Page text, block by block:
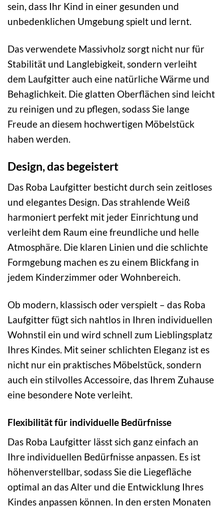
sein, dass Ihr Kind in einer gesunden und
unbedenklichen Umgebung spielt und lernt.
Das verwendete Massivholz sorgt nicht nur für
Stabilität und Langlebigkeit, sondern verleiht
dem Laufgitter auch eine natürliche Wärme und
Behaglichkeit. Die glatten Oberflächen sind leicht
zu reinigen und zu pflegen, sodass Sie lange
Freude an diesem hochwertigen Möbelstück
haben werden.
Design, das begeistert
Das Roba Laufgitter besticht durch sein zeitloses
und elegantes Design. Das strahlende Weiß
harmoniert perfekt mit jeder Einrichtung und
verleiht dem Raum eine freundliche und helle
Atmosphäre. Die klaren Linien und die schlichte
Formgebung machen es zu einem Blickfang in
jedem Kinderzimmer oder Wohnbereich.
Ob modern, klassisch oder verspielt – das Roba
Laufgitter fügt sich nahtlos in Ihren individuellen
Wohnstil ein und wird schnell zum Lieblingsplatz
Ihres Kindes. Mit seiner schlichten Eleganz ist es
nicht nur ein praktisches Möbelstück, sondern
auch ein stilvolles Accessoire, das Ihrem Zuhause
eine besondere Note verleiht.
Flexibilität für individuelle Bedürfnisse
Das Roba Laufgitter lässt sich ganz einfach an
Ihre individuellen Bedürfnisse anpassen. Es ist
höhenverstellbar, sodass Sie die Liegefläche
optimal an das Alter und die Entwicklung Ihres
Kindes anpassen können. In den ersten Monaten